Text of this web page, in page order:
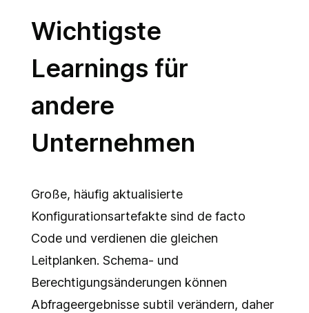
Wichtigste
Learnings für
andere
Unternehmen
Große, häufig aktualisierte
Konfigurationsartefakte sind de facto
Code und verdienen die gleichen
Leitplanken. Schema- und
Berechtigungsänderungen können
Abfrageergebnisse subtil verändern, daher